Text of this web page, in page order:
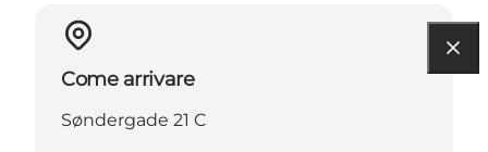
Come arrivare
Søndergade 21 C